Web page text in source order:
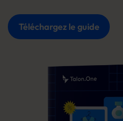
Téléchargez le guide